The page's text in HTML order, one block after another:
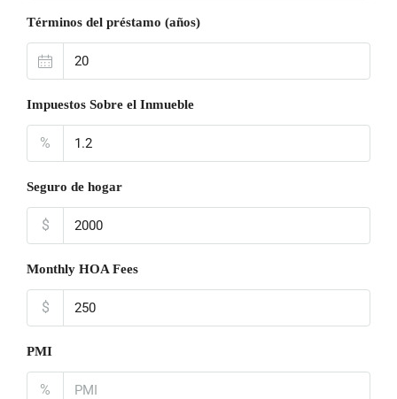
Términos del préstamo (años)
Impuestos Sobre el Inmueble
%
Seguro de hogar
$
Monthly HOA Fees
$
PMI
%